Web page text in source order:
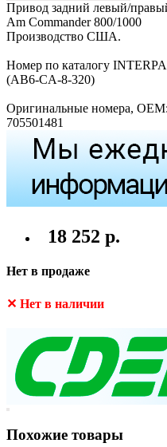
Привод задний левый/
Am Commander 800/1000
Производство США.
Номер по каталогу
(AB6-CA-8-320)
Оригинальные номера,
705501481
18 252 р.
Нет в продаже
✕ Нет в наличии
Похожие товары